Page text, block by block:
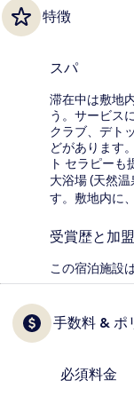
特徴
スパ
滞在中は敷地
う。サービス
クラブ、デト
どがあります
ト セラピーも
大浴場 (天然
す。敷地内に
受賞歴と加
この宿泊施設
手数料 & ポ
必須料金